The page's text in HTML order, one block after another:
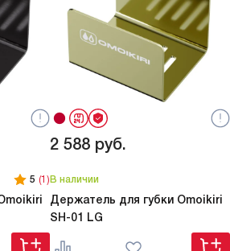
5 (1)
2 588 руб.
В наличии
Держатель для губки Omoikiri
SH-01 LG